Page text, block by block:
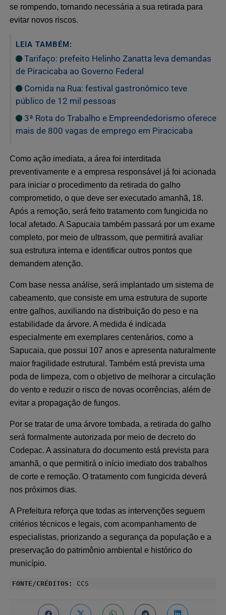
se rompendo, tornando necessária a sua retirada para
evitar novos riscos.
LEIA TAMBÉM:
Tarifaço: prefeito Helinho Zanatta leva demandas
de Piracicaba ao Governo Federal
Comida na Rua: festival gastronômico teve
público de 12 mil pessoas
3ª Rota do Trabalho e Empreendedorismo oferece
mais de 800 vagas de emprego em Piracicaba
Como ação imediata, a área foi interditada
preventivamente e a empresa responsável já foi acionada
para iniciar o procedimento da retirada do galho
comprometido, o que deve ser executado amanhã, 18.
Após a remoção, será feito tratamento com fungicida no
local afetado. A Sapucaia também passará por um exame
completo, por meio de ultrassom, que permitirá avaliar
sua estrutura interna e identificar outros pontos que
demandem atenção.
Com base nessa análise, será implantado um sistema de
cabeamento, que consiste em uma estrutura de suporte
entre galhos, auxiliando na distribuição do peso e na
estabilidade da árvore. A medida é indicada
especialmente em exemplares centenários, como a
Sapucaia, que possui 107 anos e apresenta naturalmente
maior fragilidade estrutural. Também está prevista uma
poda de limpeza, com o objetivo de melhorar a circulação
do vento e reduzir o risco de novas ocorrências, além de
evitar a propagação de fungos.
Por se tratar de uma árvore tombada, a retirada do galho
será formalmente autorizada por meio de decreto do
Codepac. A assinatura do documento está prevista para
amanhã, o que permitirá o início imediato dos trabalhos
de corte e remoção. O tratamento com fungicida deverá
nos próximos dias.
A Prefeitura reforça que todas as intervenções seguem
critérios técnicos e legais, com acompanhamento de
especialistas, priorizando a segurança da população e a
preservação do patrimônio ambiental e histórico do
município.
FONTE/CRÉDITOS: CCS